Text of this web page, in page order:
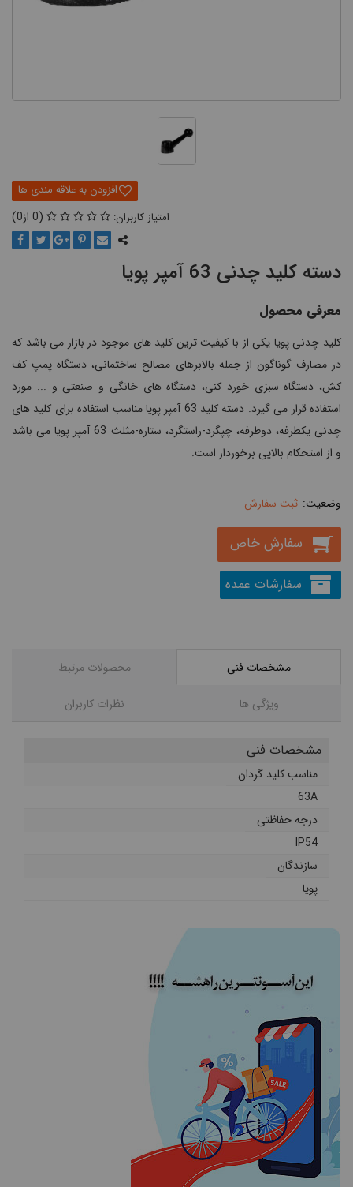
0
0
دسته کلید چدنی 63 آمپر پویا
معرفی محصول
کلید چدنی پویا یکی از با کیفیت ترین کلید های موجود در بازار می باشد که
در مصارف گوناگون از جمله بالابرهای مصالح ساختمانی، دستگاه پمپ کف
کش، دستگاه سبزی خورد کنی، دستگاه های خانگی و صنعتی و ... مورد
استفاده قرار می گیرد. دسته کلید 63 آمپر پویا مناسب استفاده برای کلید های
چدنی یکطرفه، دوطرفه، چپگرد-راستگرد، ستاره-مثلث 63 آمپر پویا می باشد
و از استحکام بالایی برخوردار است.
ثبت سفارش
سفارش خاص
سفارشات عمده
مشخصات فنی محصولات مرتبط
ویژگی ها نظرات کاربران
مشخصات فنی
مناسب کلید گردان
63A
درجه حفاظتی
IP54
سازندگان
پویا